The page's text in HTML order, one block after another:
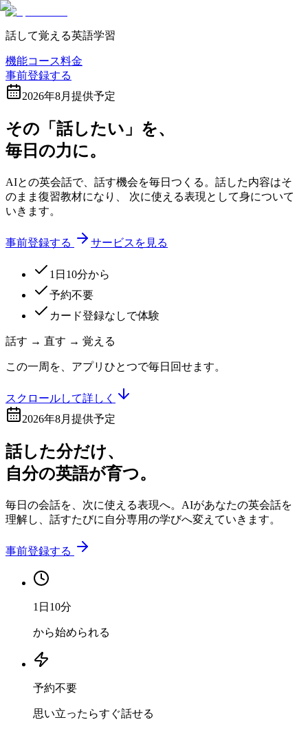
話して覚える英語学習
機能コース料金
事前登録する
2026年8月提供予定
その「話したい」を、
毎日の力に。
AIとの英会話で、話す機会を毎日つくる。話した内容はそ
のまま復習教材になり、 次に使える表現として身について
いきます。
事前登録する サービスを見る
1日10分から
予約不要
カード登録なしで体験
話す → 直す → 覚える
この一周を、アプリひとつで毎日回せます。
スクロールして詳しく
2026年8月提供予定
話した分だけ、
自分の英語が育つ。
毎日の会話を、次に使える表現へ。AIがあなたの英会話を
理解し、話すたびに自分専用の学びへ変えていきます。
事前登録する
1日10分
から始められる
予約不要
思い立ったらすぐ話せる